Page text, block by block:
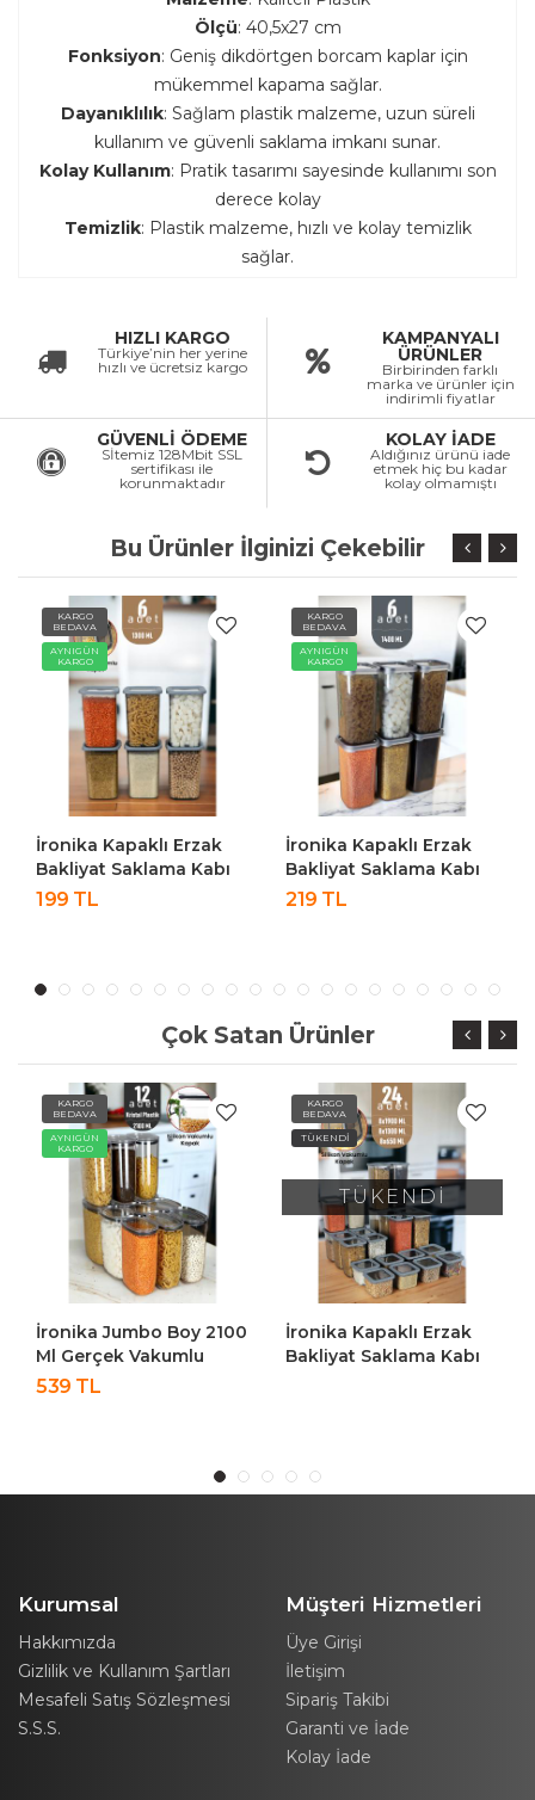
Ölçü: 40,5x27 cm
Fonksiyon: Geniş dikdörtgen borcam kaplar için
mükemmel kapama sağlar.
Dayanıklılık: Sağlam plastik malzeme, uzun süreli
kullanım ve güvenli saklama imkanı sunar.
Kolay Kullanım: Pratik tasarımı sayesinde kullanımı son
derece kolay
Temizlik: Plastik malzeme, hızlı ve kolay temizlik
sağlar.
HIZLI KARGO
Türkiye’nin her yerine
hızlı ve ücretsiz kargo
KAMPANYALI
ÜRÜNLER
Birbirinden farklı
marka ve ürünler için
indirimli fiyatlar
GÜVENLİ ÖDEME
Sİtemiz 128Mbit SSL
sertifikası ile
korunmaktadır
KOLAY İADE
Aldığınız ürünü iade
etmek hiç bu kadar
kolay olmamıştı
Bu Ürünler İlginizi Çekebilir
KARGO
BEDAVA
AYNIGÜN
KARGO
İronika Kapaklı Erzak
Bakliyat Saklama Kabı
Kare Saklama Kutusu
199 TL
KARGO
BEDAVA
AYNIGÜN
KARGO
İronika Kapaklı Erzak
Bakliyat Saklama Kabı
Kare Saklama Kutusu
219 TL
Çok Satan Ürünler
KARGO
BEDAVA
AYNIGÜN
KARGO
İronika Jumbo Boy 2100
Ml Gerçek Vakumlu
Silikon Kapaklı Kristal
539 TL
KARGO
BEDAVA
TÜKENDİ
TÜKENDİ
İronika Kapaklı Erzak
Bakliyat Saklama Kabı
Kurumsal
Hakkımızda
Gizlilik ve Kullanım Şartları
Mesafeli Satış Sözleşmesi
S.S.S.
Müşteri Hizmetleri
Üye Girişi
İletişim
Sipariş Takibi
Garanti ve İade
Kolay İade